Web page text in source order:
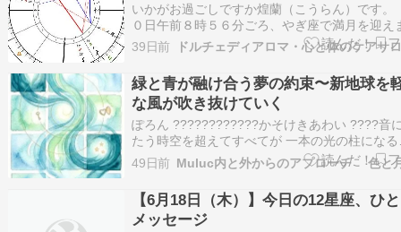
いかがお過ごしですか煌蘭（こうらん）です。
０日午前８時５６分ごろ、やぎ座で満月を迎え
6月30日の朝、山羊座で満月を迎えます。5月
てきた、この2ヶ月の流れを振り返ってみてく
蠍座満月で、合わなくなったものを脱ぎ捨て。
新月で、自分の価値を植え直し…
39日前 ドルチェディアロマ・心と体のケアサ
緑と青が融け合う夢の約束〜新地球を
な風が吹き抜けていく
ぽろん ????????????かそけきあわい ????音
たう​時空を超えて​すべてが 一本の光の柱になる
????????​いつもこの場所にお立ち寄りくださ
分かち合ってくださって本当にありがとうござ
『すべては私の源泉のなかに 〜『左側』が教
た安心…
49日前
【6月18日（木）】今日の12星座、ひ
メッセージ